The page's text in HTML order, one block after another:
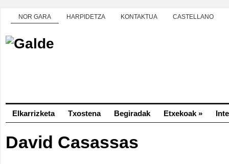
NOR GARA HARPIDETZA KONTAKTUA CASTELLANO
Elkarrizketa Txostena Begiradak Etxekoak »
David Casassas